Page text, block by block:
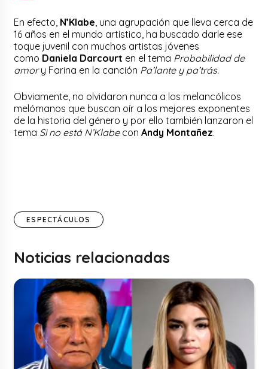
En efecto, N’Klabe , una agrupación que lleva cerca de
16 años en el mundo artístico, ha buscado darle ese
toque juvenil con muchos artistas jóvenes
como Daniela Darcourt en el tema Probabilidad de
amory Farina en la canción Pa’lante y pa’trás.
Obviamente, no olvidaron nunca a los melancólicos
melómanos que buscan oír a los mejores exponentes
de la historia del género y por ello también lanzaron el
tema Si no está N’KlabeconAndy Montañez.
ESPECTÁCULOS
Noticias relacionadas